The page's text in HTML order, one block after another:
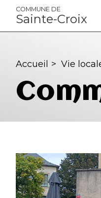
Panneau de gestion
COMMUNE DE
Sainte-Croix
Accueil > Vie